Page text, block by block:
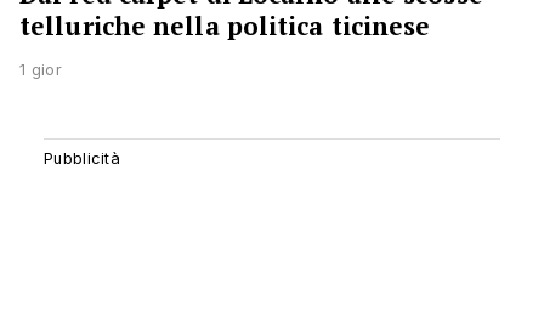
telluriche nella politica ticinese
1 gior